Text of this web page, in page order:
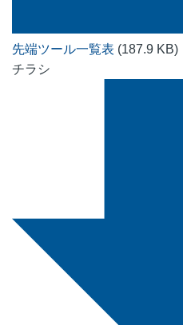
先端ツール一覧表 (187.9 KB)
チラシ